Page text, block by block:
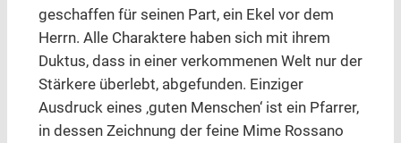
geschaffen für seinen Part, ein Ekel vor dem
Herrn. Alle Charaktere haben sich mit ihrem
Duktus, dass in einer verkommenen Welt nur der
Stärkere überlebt, abgefunden. Einziger
Ausdruck eines ‚guten Menschen‘ ist ein Pfarrer,
in dessen Zeichnung der feine Mime Rossano